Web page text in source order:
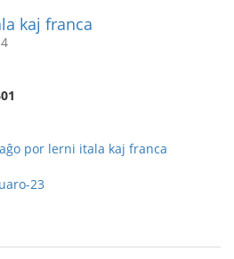
kaj franca
por lerni itala kaj franca
23